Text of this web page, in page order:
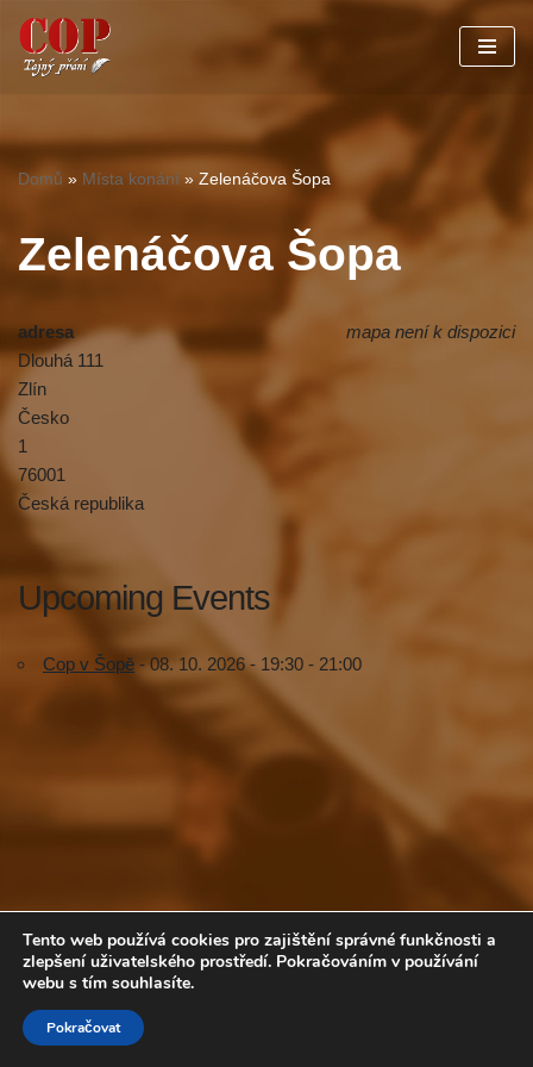
Přeskočit
Domů » Místa konání » Zelenáčova Šopa
Zelenáčova Šopa
mapa není k dispozici
adresa
Dlouhá 111
Zlín
Česko
1
76001
Česká republika
Upcoming Events
Cop v Šopě - 08. 10. 2026 - 19:30 - 21:00
Tento web používá cookies pro zajištění správné funkčnosti a
zlepšení uživatelského prostředí. Pokračováním v používání
webu s tím souhlasíte.
Pokračovat